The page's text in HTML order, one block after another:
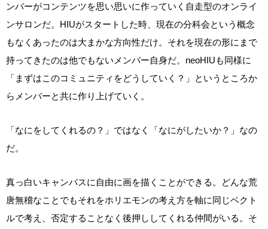
ンバーがコンテンツを思い思いに作っていく自走型のオンライ
ンサロンだ。HIUがスタートした時、現在の分科会という概念
もなくあったのは大まかな方向性だけ。それを現在の形にまで
持ってきたのは他でもないメンバー自身だ。neoHIUも同様に
「まずはこのコミュニティをどうしていく？」というところか
らメンバーと共に作り上げていく。
「なにをしてくれるの？」ではなく「なにがしたいか？」なの
だ。
真っ白いキャンバスに自由に画を描くことができる。どんな荒
唐無稽なことでもそれをホリエモンの考え方を軸に同じベクト
ルで考え、否定することなく後押ししてくれる仲間がいる。そ